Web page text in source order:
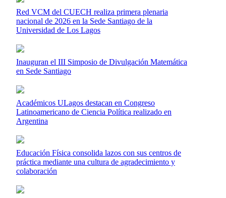
Red VCM del CUECH realiza primera plenaria
nacional de 2026 en la Sede Santiago de la
Universidad de Los Lagos
Inauguran el III Simposio de Divulgación Matemática
en Sede Santiago
Académicos ULagos destacan en Congreso
Latinoamericano de Ciencia Política realizado en
Argentina
Educación Física consolida lazos con sus centros de
práctica mediante una cultura de agradecimiento y
colaboración